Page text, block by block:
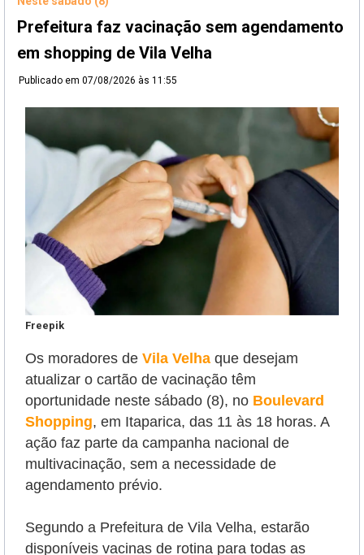
Prefeitura faz vacinação sem agendamento
em shopping de Vila Velha
Publicado em 07/08/2026 às 11:55
Freepik
Os moradores de Vila Velha que desejam
atualizar o cartão de vacinação têm
oportunidade neste sábado (8), no Boulevard
Shopping, em Itaparica, das 11 às 18 horas. A
ação faz parte da campanha nacional de
multivacinação, sem a necessidade de
agendamento prévio.
Segundo a Prefeitura de Vila Velha, estarão
disponíveis vacinas de rotina para todas as